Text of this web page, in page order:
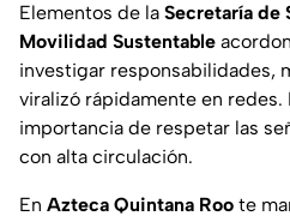
Elementos de la Secretaría de
Movilidad Sustentable
investigar responsabilidades,
viralizó rápidamente en
importancia de respetar las
con alta circulación.
En Azteca Quintana Roo te